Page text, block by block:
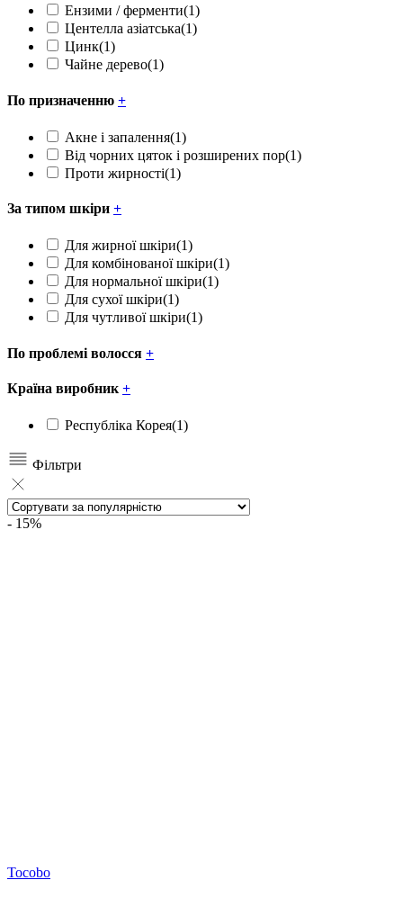
Ензими / ферменти(1)
Центелла азіатська(1)
Цинк(1)
Чайне дерево(1)
По призначенню +
Акне і запалення(1)
Від чорних цяток і розширених пор(1)
Проти жирності(1)
За типом шкіри +
Для жирної шкіри(1)
Для комбінованої шкіри(1)
Для нормальної шкіри(1)
Для сухої шкіри(1)
Для чутливої шкіри(1)
По проблемі волосся +
Країна виробник +
Республіка Корея(1)
Фільтри
- 15%
Tocobo